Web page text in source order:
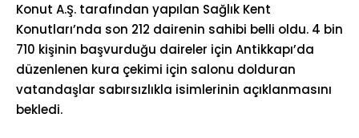
Konut A.Ş. tarafından yapılan Sağlık Kent
Konutları’nda son 212 dairenin sahibi belli oldu. 4 bin
710 kişinin başvurduğu daireler için Antikkapı’da
düzenlenen kura çekimi için salonu dolduran
vatandaşlar sabırsızlıkla isimlerinin açıklanmasını
bekledi.